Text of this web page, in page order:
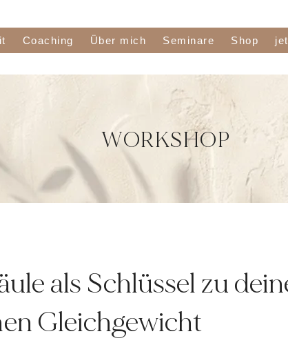
Coaching Über mich Seminare Shop
WORKSHOP
als Schlüssel zu
Gleichgewicht